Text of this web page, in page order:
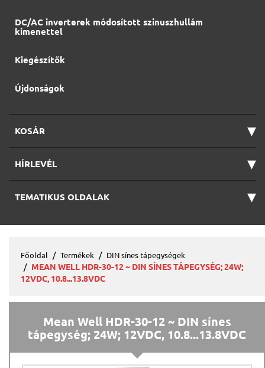
DC/AC inverterek módosított szinuszhullám
kimenettel
Kiegészítők
Újdonságok
KOSÁR ▾
HÍRLEVÉL ▾
TEMATIKUS OLDALAK ▾
Főoldal Termékek DIN sínes tápegységek
MEAN WELL HDR-30-12 ~ DIN SÍNES TÁPEGYSÉG; 24W;
12VDC, 10.8...13.8VDC
Mean Well HDR-30-12 ~ DIN sínes
tápegység; 24W; 12VDC, 10.8...13.8VDC